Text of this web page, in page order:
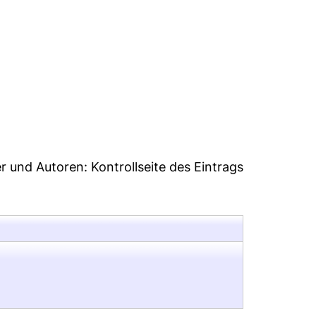
und Autoren: Kontrollseite des Eintrags